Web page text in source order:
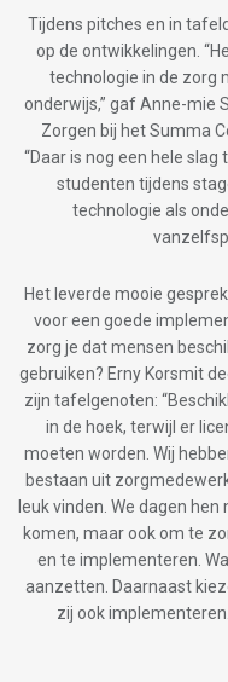
Tijdens pitches en in
op de ontwikkelingen.
technologie in de zorg
onderwijs,” gaf Anne-mie
Zorgen bij het Summa
“Daar is nog een hele
studenten tijdens
technologie als
Het leverde mooie
voor een goede
zorg je dat mensen
gebruiken? Erny Korsmit
zijn tafelgenoten:
in de hoek, terwijl er
moeten worden. Wij
bestaan uit
leuk vinden. We dagen
komen, maar ook om te
en te implementeren.
aanzetten. Daarnaast
zij ook